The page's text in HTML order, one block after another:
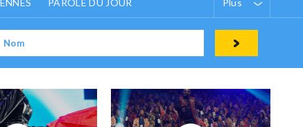
PAROLE DU JOUR Plus